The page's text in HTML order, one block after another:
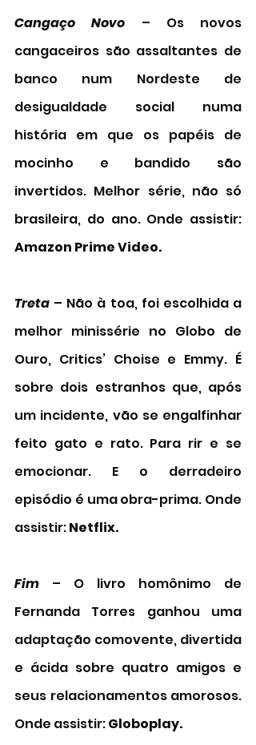
Cangaço Novo – Os novos
cangaceiros são assaltantes de
banco num Nordeste de
desigualdade social numa
história em que os papéis de
mocinho e bandido são
invertidos. Melhor série, não só
Amazon Prime Video.
Treta – Não à toa, foi escolhida a
melhor minissérie no Globo de
Ouro, Critics’ Choise e Emmy. É
sobre dois estranhos que, após
um incidente, vão se engalfinhar
feito gato e rato. Para rir e se
emocionar. E o derradeiro
episódio é uma obra-prima. Onde
assistir: Netflix.
Fim – O livro homônimo de
Fernanda Torres ganhou uma
adaptação comovente, divertida
e ácida sobre quatro amigos e
seus relacionamentos amorosos.
Onde assistir: Globoplay.